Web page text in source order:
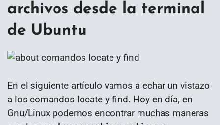
archivos desde la terminal
de Ubuntu
En el siguiente artículo vamos a echar un vistazo
a los comandos locate y find. Hoy en día, en
Gnu/Linux podemos encontrar muchas maneras